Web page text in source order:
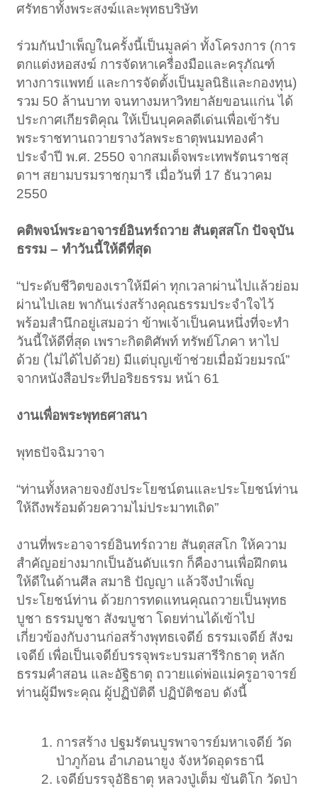
ศรัทธาทั้งพระสงฆ์และพุทธบริษัท
ร่วมกันบำเพ็ญในครั้งนี้เป็นมูลค่า ทั้งโครงการ (การ
ตกแต่งหอสงฆ์ การจัดหาเครื่องมือและครุภัณฑ์
ทางการแพทย์ และการจัดตั้งเป็นมูลนิธิและกองทุน)
รวม 50 ล้านบาท จนทางมหาวิทยาลัยขอนแก่น ได้
ประกาศเกียรติคุณ ให้เป็นบุคคลดีเด่นเพื่อเข้ารับ
พระราชทานถวายรางวัลพระธาตุพนมทองคำ
ประจำปี พ.ศ. 2550 จากสมเด็จพระเทพรัตนราชสุ
ดาฯ สยามบรมราชกุมารี เมื่อวันที่ 17 ธันวาคม
2550
คติพจน์พระอาจารย์อินทร์ถวาย สันตุสสโก ปัจจุบัน
ธรรม – ทำวันนี้ให้ดีที่สุด
“ประดับชีวิตของเราให้มีค่า ทุกเวลาผ่านไปแล้วย่อม
ผ่านไปเลย พากันเร่งสร้างคุณธรรมประจำใจไว้
พร้อมสำนึกอยู่เสมอว่า ข้าพเจ้าเป็นคนหนึ่งที่จะทำ
วันนี้ให้ดีที่สุด เพราะกิตติศัพท์ ทรัพย์โภคา หาไป
ด้วย (ไม่ได้ไปด้วย) มีแต่บุญเข้าช่วยเมื่อม้วยมรณ์”
จากหนังสือประทีปอริยธรรม หน้า 61
งานเพื่อพระพุทธศาสนา
พุทธปัจฉิมวาจา
“ท่านทั้งหลายจงยังประโยชน์ตนและประโยชน์ท่าน
ให้ถึงพร้อมด้วยความไม่ประมาทเถิด”
งานที่พระอาจารย์อินทร์ถวาย สันตุสสโก ให้ความ
สำคัญอย่างมากเป็นอันดับแรก ก็คืองานเพื่อฝึกตน
ให้ดีในด้านศีล สมาธิ ปัญญา แล้วจึงบำเพ็ญ
ประโยชน์ท่าน ด้วยการทดแทนคุณถวายเป็นพุทธ
บูชา ธรรมบูชา สังฆบูชา โดยท่านได้เข้าไป
เกี่ยวข้องกับงานก่อสร้างพุทธเจดีย์ ธรรมเจดีย์ สังฆ
เจดีย์ เพื่อเป็นเจดีย์บรรจุพระบรมสารีริกธาตุ หลัก
ธรรมคำสอน และอัฐิธาตุ ถวายแด่พ่อแม่ครูอาจารย์
ท่านผู้มีพระคุณ ผู้ปฏิบัติดี ปฏิบัติชอบ ดังนี้
การสร้าง ปฐมรัตนบูรพาจารย์มหาเจดีย์ วัด
ป่าภูก้อน อำเภอนายูง จังหวัดอุดรธานี
เจดีย์บรรจุอัธิธาตุ หลวงปู่เต็ม ขันติโก วัดป่า